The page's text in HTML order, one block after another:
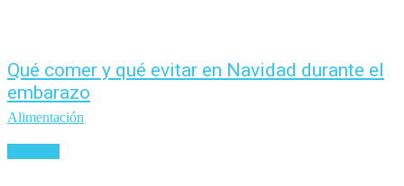
Qué comer y qué evitar en Navidad durante el
embarazo
Alimentación